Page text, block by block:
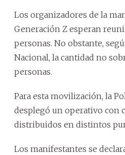
Los organizadores de la
Generación Z esperan
personas. No obstante,
Nacional, la cantidad no
personas.
Para esta movilización, la
desplegó un operativo con
distribuidos en distintos
Los manifestantes se